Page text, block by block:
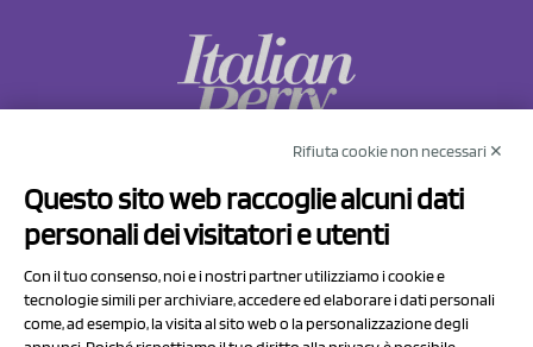
Via Prov.le Sassuolo Vignola 315/1
41057 Spilamberto (MO)
P.I/C.F. 01041460369
Rifiuta cookie non necessari ✕
Questo sito web raccoglie alcuni dati
personali dei visitatori e utenti
Con il tuo consenso, noi e i nostri partner utilizziamo i cookie e
tecnologie simili per archiviare, accedere ed elaborare i dati personali
come, ad esempio, la visita al sito web o la personalizzazione degli